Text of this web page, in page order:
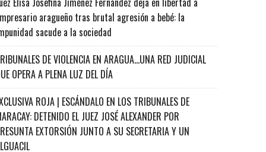
aragueño tras brutal agresión a bebé: la
sacude a la sociedad
DE VIOLENCIA EN ARAGUA…UNA RED JUDICIAL
OPERA A PLENA LUZ DEL DÍA
ROJA | ESCÁNDALO EN LOS TRIBUNALES DE
DETENIDO EL JUEZ JOSÉ ALEXANDER POR
EXTORSIÓN JUNTO A SU SECRETARIA Y UN